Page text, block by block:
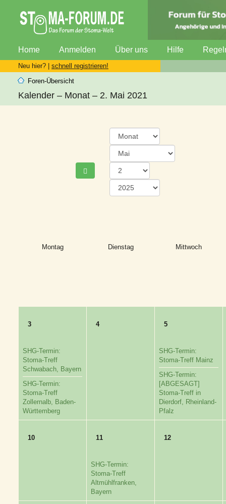
Home Anmelden Über uns Hilfe
Neu hier? | schnell registrieren!
Foren-Übersicht
Kalender – Monat – 2. Mai 2021
Montag Dienstag Mittwoch
3
SHG-Termin:
Stoma-Treff
Schwabach, Bayern
SHG-Termin:
Stoma-Treff
Zollernalb, Baden-
Württemberg
4 5
SHG-Termin:
Stoma-Treff Mainz
SHG-Termin:
[ABGESAGT]
Stoma-Treff in
Dierdorf, Rheinland-
Pfalz
10 11
SHG-Termin:
Stoma-Treff
Altmühlfranken,
Bayern
12